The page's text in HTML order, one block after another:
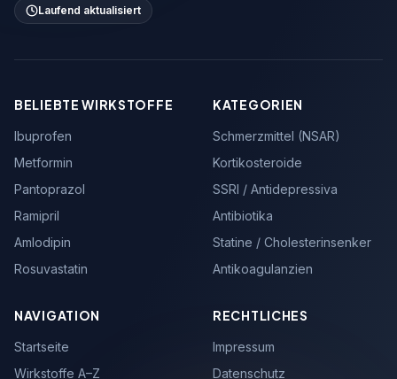
Laufend aktualisiert
BELIEBTE WIRKSTOFFE
Ibuprofen
Metformin
Pantoprazol
Ramipril
Amlodipin
Rosuvastatin
KATEGORIEN
Schmerzmittel (NSAR)
Kortikosteroide
SSRI / Antidepressiva
Antibiotika
Statine / Cholesterinsenker
Antikoagulanzien
NAVIGATION
Startseite
Wirkstoffe A–Z
RECHTLICHES
Impressum
Datenschutz